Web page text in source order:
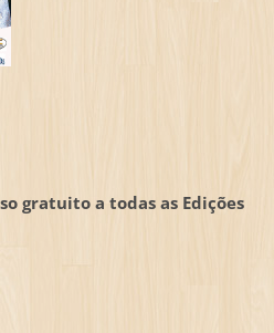
gratuito a todas as Edições